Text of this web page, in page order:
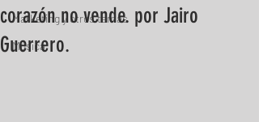
Marketing y otros temas
Música
corazón no vende. por Jairo
Guerrero.